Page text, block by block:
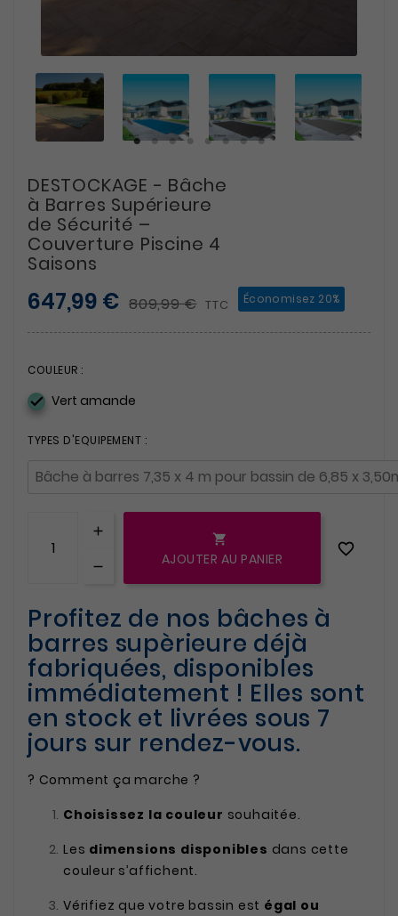
DESTOCKAGE - Bâche
à Barres Supérieure
de Sécurité –
Couverture Piscine 4
Saisons
647,99 € 809,99 € TTC Économisez 20%
COULEUR :
 Vert amande
TYPES D'EQUIPEMENT :

AJOUTER AU PANIER

Profitez de nos bâches à
barres supèrieure déjà
fabriquées, disponibles
immédiatement ! Elles sont
en stock et livrées sous 7
jours sur rendez-vous.
? Comment ça marche ?
Choisissez la couleur souhaitée.
Les dimensions disponibles dans cette
couleur s’affichent.
Vérifiez que votre bassin est égal ou